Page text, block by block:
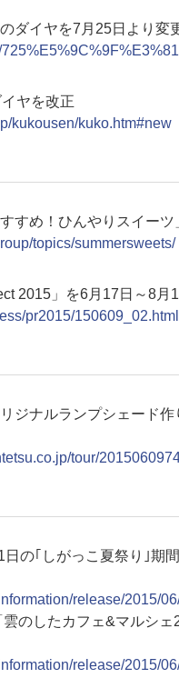
ダイヤを7月25日より変
ヤを改正
kukousen/kuko.htm#new
すめ！ひんやりスイーツ
topics/summersweets/
2015」を6月17日～8月
pr2015/150609_02.html
ジナルランプシェード
tour/
の｢しがっこ夏祭り｣期
release/2015/
のしたカフェ&マルシェ
release/2015/